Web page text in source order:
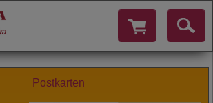
Postkarten